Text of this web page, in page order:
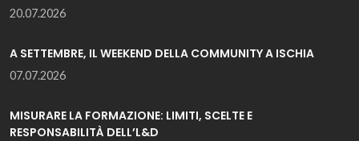
20.07.2026
A SETTEMBRE, IL WEEKEND DELLA COMMUNITY A ISCHIA
07.07.2026
MISURARE LA FORMAZIONE: LIMITI, SCELTE E
RESPONSABILITÀ DELL’L&D